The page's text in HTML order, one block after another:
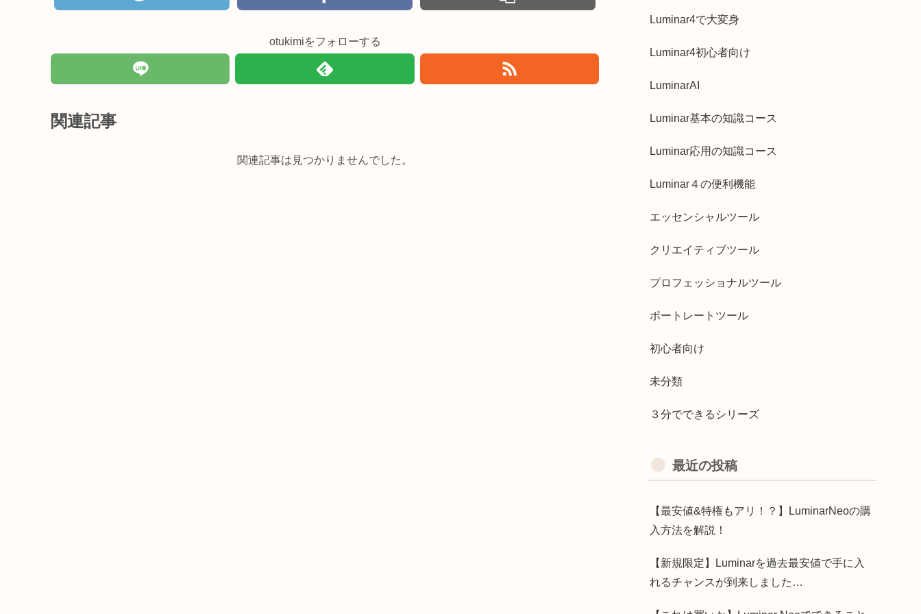
otukimiをフォローする
関連記事
関連記事は見つかりませんでした。
Luminar4で大変身
Luminar4初心者向け
LuminarAI
Luminar基本の知識コース
Luminar応用の知識コース
Luminar４の便利機能
エッセンシャルツール
クリエイティブツール
プロフェッショナルツール
ポートレートツール
初心者向け
未分類
３分でできるシリーズ
最近の投稿
【最安値&特権もアリ！？】LuminarNeoの購
入方法を解説！
【新規限定】Luminarを過去最安値で手に入
れるチャンスが到来しました…